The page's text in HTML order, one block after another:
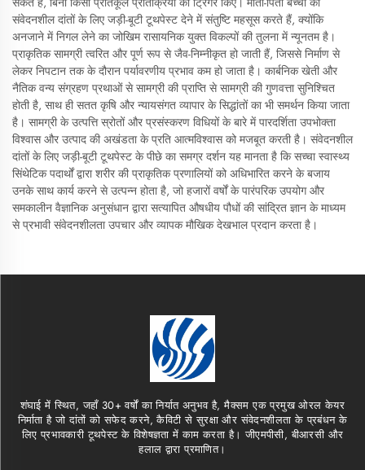
संवेदनशील दांतों के लिए जड़ी-बूटी टूथपेस्ट देने में संतुष्टि महसूस करते हैं, क्योंकि
अनजाने में निगल लेने का जोखिम रासायनिक युक्त विकल्पों की तुलना में न्यूनतम है।
प्राकृतिक सामग्री त्वरित और पूर्ण रूप से जैव-निम्नीकृत हो जाती हैं, जिससे निर्माण से
लेकर निपटान तक के दौरान पर्यावरणीय प्रभाव कम हो जाता है। कार्बनिक खेती और
नैतिक वन्य संग्रहण प्रथाओं से सामग्री की प्राप्ति से सामग्री की गुणवत्ता सुनिश्चित
होती है, साथ ही सतत कृषि और न्यायसंगत व्यापार के सिद्धांतों का भी समर्थन किया जाता
है। सामग्री के उत्पत्ति स्रोतों और प्रसंस्करण विधियों के बारे में पारदर्शिता उपभोक्ता
विश्वास और उत्पाद की अखंडता के प्रति आत्मविश्वास को मजबूत करती है। संवेदनशील
दांतों के लिए जड़ी-बूटी टूथपेस्ट के पीछे का समग्र दर्शन यह मानता है कि सच्चा स्वास्थ्य
सिंथेटिक पदार्थों द्वारा शरीर की प्राकृतिक प्रणालियों को अधिभारित करने के बजाय
उनके साथ कार्य करने से उत्पन्न होता है, जो हजारों वर्षों के पारंपरिक उपयोग और
समकालीन वैज्ञानिक अनुसंधान द्वारा सत्यापित औषधीय पौधों की सांद्रित ज्ञान के माध्यम
से प्रभावी संवेदनशीलता उपचार और व्यापक मौखिक देखभाल प्रदान करता है।
शंघाई में स्थित, जहाँ 30+ वर्षों का निर्यात अनुभव है, मैक्सम एक प्रमुख ओरल केयर
निर्माता है जो दांतों को सफेद करने, कैविटी से सुरक्षा और संवेदनशीलता के प्रबंधन के
लिए प्रभावकारी टूथपेस्ट के विशेषज्ञता में काम करता है। जीएमपीसी, बीआरसी और
हलाल द्वारा प्रमाणित।